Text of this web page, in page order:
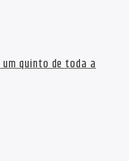
um quinto de toda a